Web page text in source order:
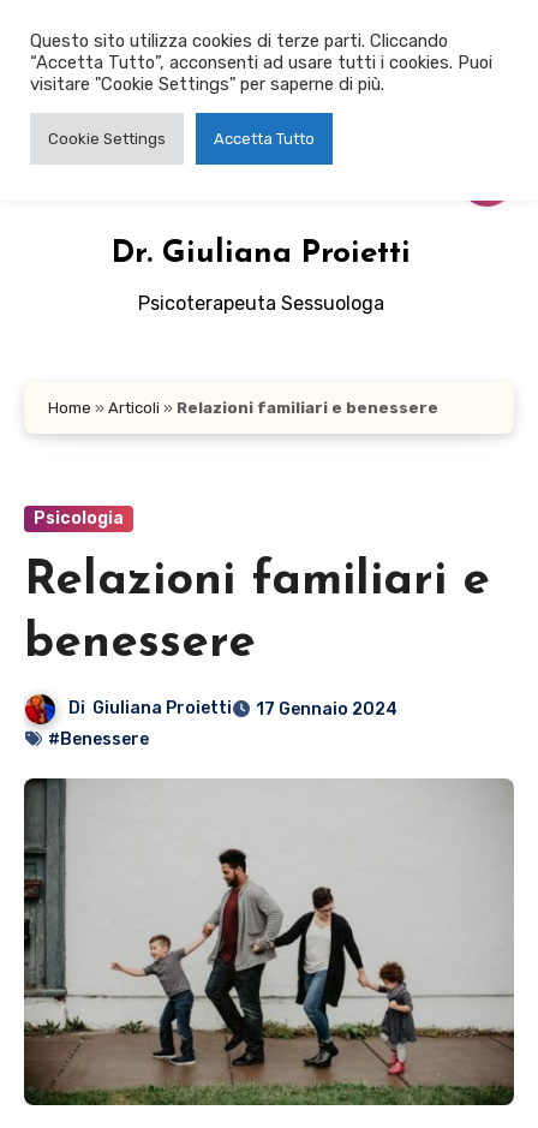
contenuto
Dr. Giuliana Proietti
Psicoterapeuta Sessuologa
Home » Articoli » Relazioni familiari e benessere
Psicologia
Relazioni familiari e
benessere
Di Giuliana Proietti
17 Gennaio 2024
#Benessere
Questo sito utilizza cookies di terze parti. Cliccando
“Accetta Tutto”, acconsenti ad usare tutti i cookies. Puoi
visitare "Cookie Settings" per saperne di più.
Cookie Settings Accetta Tutto